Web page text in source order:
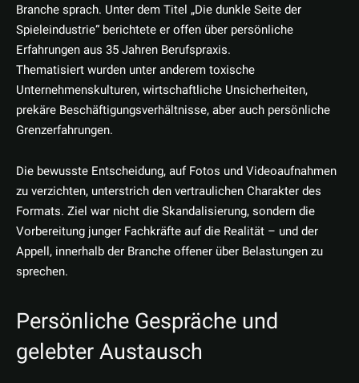
Branche sprach. Unter dem Titel „Die dunkle Seite der
Spieleindustrie“ berichtete er offen über persönliche
Erfahrungen aus 35 Jahren Berufspraxis.
Thematisiert wurden unter anderem toxische
Unternehmenskulturen, wirtschaftliche Unsicherheiten,
prekäre Beschäftigungsverhältnisse, aber auch persönliche
Grenzerfahrungen.
Die bewusste Entscheidung, auf Fotos und Videoaufnahmen
zu verzichten, unterstrich den vertraulichen Charakter des
Formats. Ziel war nicht die Skandalisierung, sondern die
Vorbereitung junger Fachkräfte auf die Realität – und der
Appell, innerhalb der Branche offener über Belastungen zu
sprechen.
Persönliche Gespräche und
gelebter Austausch